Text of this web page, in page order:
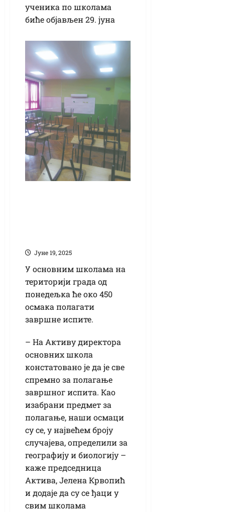
ученика по школама
биће објављен 29. јуна
Јуне 19, 2025
У основним школама на
територији града од
понедељка ће око 450
осмака полагати
завршне испите.
– На Активу директора
основних школа
констатовано је да је све
спремно за полагање
завршног испита. Као
изабрани предмет за
полагање, наши осмаци
су се, у највећем броју
случајева, определили за
географију и биологију –
каже председница
Актива, Јелена Крвопић
и додаје да су се ђаци у
свим школама